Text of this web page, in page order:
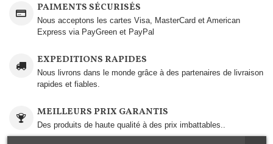
PAIMENTS SÉCURISÉS
Nous acceptons les cartes Visa, MasterCard et American
Express via PayGreen et PayPal
EXPEDITIONS RAPIDES
Nous livrons dans le monde grâce à des partenaires de livraison
rapides et fiables.
MEILLEURS PRIX GARANTIS
Des produits de haute qualité à des prix imbattables..